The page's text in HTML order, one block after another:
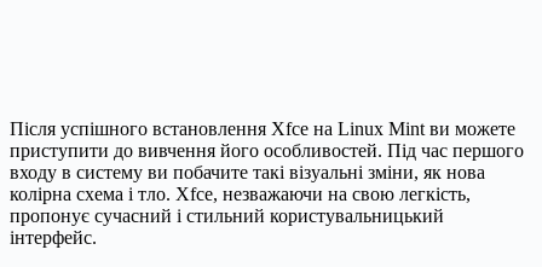
Після успішного встановлення Xfce на Linux Mint ви можете
приступити до вивчення його особливостей. Під час першого
входу в систему ви побачите такі візуальні зміни, як нова
колірна схема і тло. Xfce, незважаючи на свою легкість,
пропонує сучасний і стильний користувальницький
інтерфейс.